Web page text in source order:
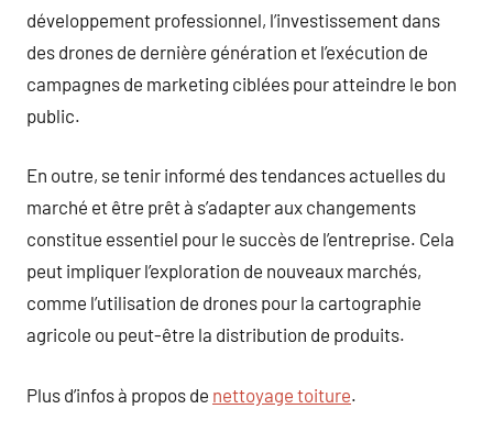
développement professionnel, l’investissement dans
des drones de dernière génération et l’exécution de
campagnes de marketing ciblées pour atteindre le bon
public.
En outre, se tenir informé des tendances actuelles du
marché et être prêt à s’adapter aux changements
constitue essentiel pour le succès de l’entreprise. Cela
peut impliquer l’exploration de nouveaux marchés,
comme l’utilisation de drones pour la cartographie
agricole ou peut-être la distribution de produits.
Plus d’infos à propos de nettoyage toiture.